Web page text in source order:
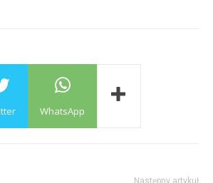
WhatsApp
Następny artykuł